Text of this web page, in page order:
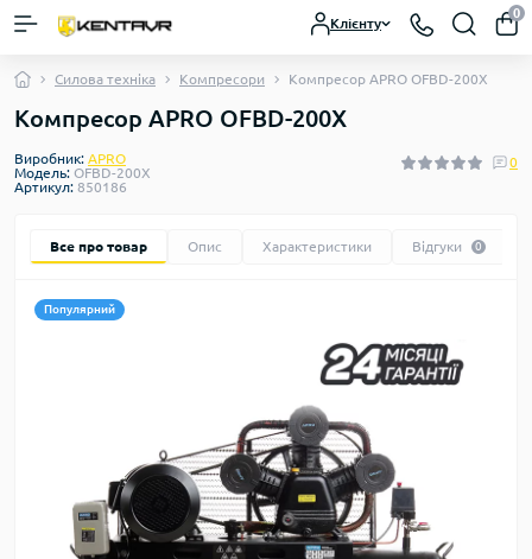
Клієнту
0
Силова техніка Компресори Компресор APRO OFBD-200X
Компресор APRO OFBD-200X
Виробник: APRO
Модель: OFBD-200X
Артикул: 850186
0
Все про товар Опис Характеристики Відгуки 0
Популярний